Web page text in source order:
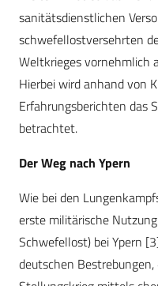
sanitätsdienstlichen
schwefellostversehrten
Weltkrieges vornehmlich
Hierbei wird anhand von
Erfahrungsberichten das
betrachtet.
Der Weg nach Ypern
Wie bei den
erste militärische
Schwefellost) bei Ypern
deutschen